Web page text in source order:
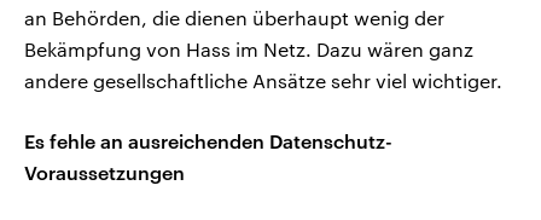
an Behörden, die dienen überhaupt wenig der
Bekämpfung von Hass im Netz. Dazu wären ganz
andere gesellschaftliche Ansätze sehr viel wichtiger.
Es fehle an ausreichenden Datenschutz-
Voraussetzungen